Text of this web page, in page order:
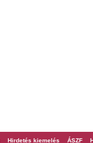
Hirdetés kiemelés ÁSZF